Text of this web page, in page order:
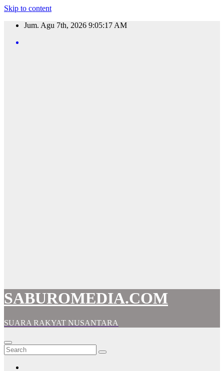
Skip to content
Jum. Agu 7th, 2026 9:05:18 AM
SABUROMEDIA.COM
SUARA RAKYAT NUSANTARA